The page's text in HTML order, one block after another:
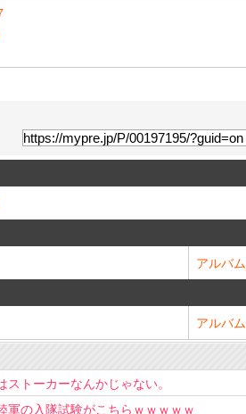
アルバム
アルバム
トーカーなんかじゃない。
軍の入隊試験がこちらｗｗｗｗｗ